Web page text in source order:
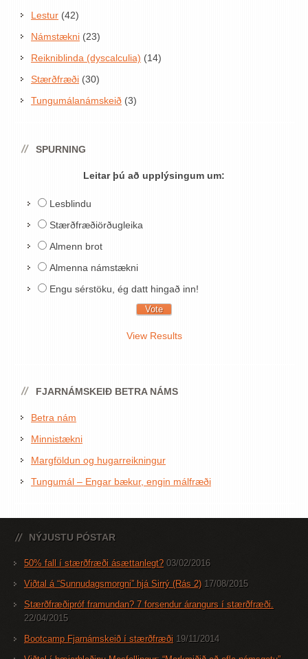
Lestur (42)
Námstækni (23)
Reikniblinda (dyscalculia) (14)
Stærðfræði (30)
Tungumálanámskeið (3)
SPURNING
Leitar þú að upplýsingum um:
Lesblindu
Stærðfræðiörðugleika
Almenn brot
Almenna námstækni
Engu sérstöku, ég datt hingað inn!
View Results
FJARNÁMSKEIÐ BETRA NÁMS
Betra nám
Minnistækni
Margföldun og hugarreikningur
Tungumál – Engar bækur, engin málfræði
NÝJUSTU PÓSTAR
50% fall í stærðfræði ásættanlegt? 03/02/2016
Viðtal á “Sunnudagsmorgni” hjá Sirrý (Rás 2) 17/08/2015
Stærðfræðipróf framundan? 7 forsendur árangurs í stærðfræði.
22/04/2015
Bootcamp Fjarnámskeið í stærðfræði 19/11/2014